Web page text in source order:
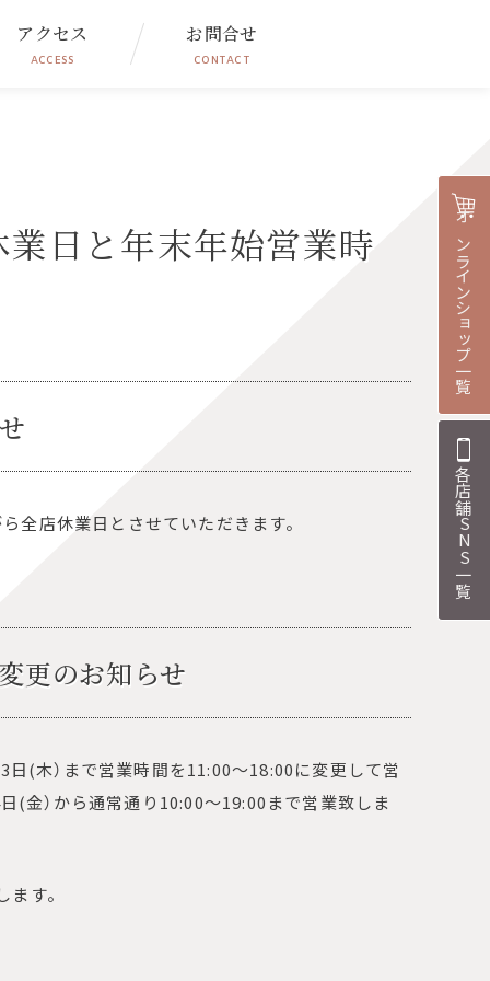
アクセス
ACCESS
お問合せ
CONTACT
オンラインショップ一覧
各店舗SNS一覧
日と年末年始営業時
全店休業日とさせていただきます。
更のお知らせ
(木）まで営業時間を11:00～18:00に変更して営
(金）から通常通り10:00～19:00まで営業致しま
す。